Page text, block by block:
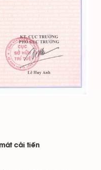
cải tiến